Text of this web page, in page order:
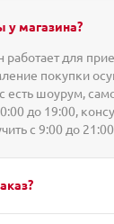
у магазина?
для
покупки
есть шоурум,
до 19:00,
с 9:00 до